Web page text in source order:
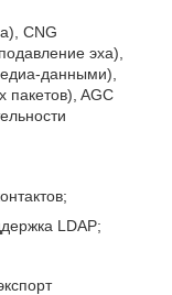
CNG
эха),
данными),
пакетов), AGC
LDAP;